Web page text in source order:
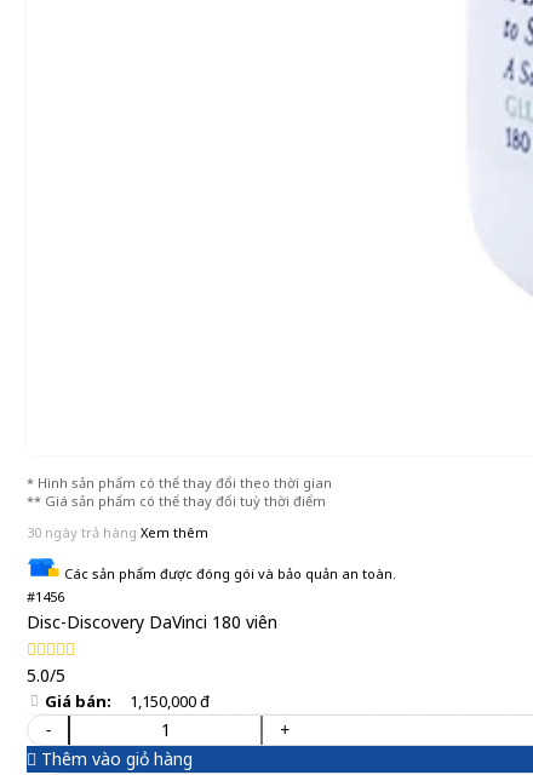
* Hình sản phẩm có thể thay đổi theo thời gian
** Giá sản phẩm có thể thay đổi tuỳ thời điểm
30 ngày trả hàng Xem thêm
Các sản phẩm được đóng gói và bảo quản an toàn.
#1456
Disc-Discovery DaVinci 180 viên
5.0/5
Giá bán: 1,150,000 đ
-
+
Thêm vào giỏ hàng